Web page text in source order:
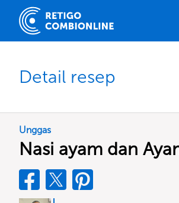
Detail resep
Unggas
Nasi ayam dan